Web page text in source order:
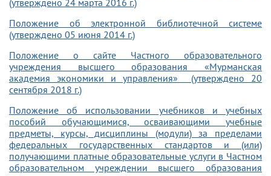
(утверждено 24 марта 2016 г.)
Положение об электронной библиотечной системе
(утверждено 05 июня 2014 г.)
Положение о сайте Частного образовательного
учреждения высшего образования «Мурманская
академия экономики и управления» (утверждено 20
сентября 2018 г.)
Положение об использовании учебников и учебных
пособий обучающимися, осваивающими учебные
предметы, курсы, дисциплины (модули) за пределами
федеральных государственных стандартов и (или)
получающими платные образовательные услуги в Частном
образовательном учреждении высшего образования